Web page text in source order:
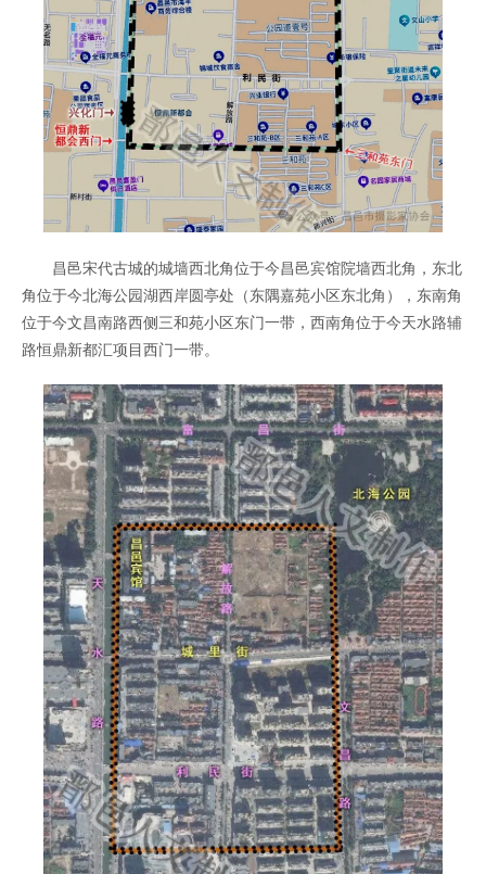
昌邑宋代古城的城墙西北角位于今昌邑宾馆院墙西北角，东北
角位于今北海公园湖西岸圆亭处（东隅嘉苑小区东北角），东南角
位于今文昌南路西侧三和苑小区东门一带，西南角位于今天水路辅
路恒鼎新都汇项目西门一带。